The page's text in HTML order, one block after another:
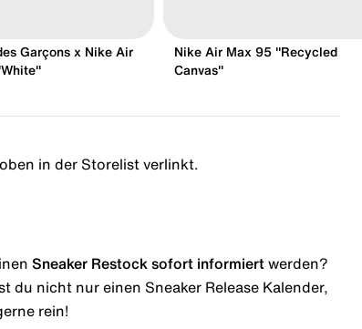
Garçons x Nike Air
Nike Air Max 95 "Recycled
Canvas"
in der Storelist verlinkt.
Sneaker Restock sofort informiert werden?
du nicht nur einen Sneaker Release Kalender,
rein!